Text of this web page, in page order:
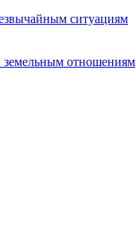
ситуациям
земельным отношениям